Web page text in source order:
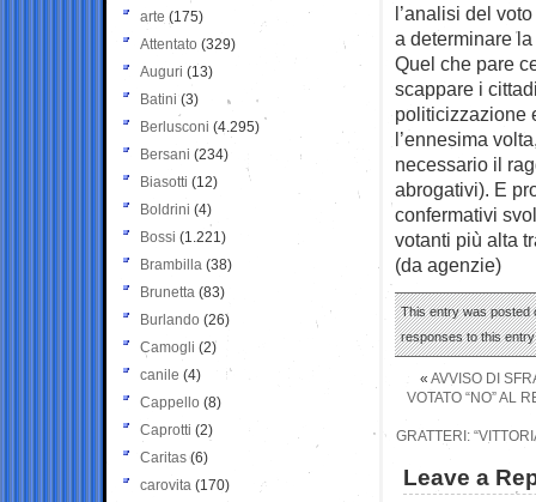
l’analisi del
a determinare
Quel che pare
scappare i
politicizzazione
l’ennesima
necessario il
abrogativi). E
confermativi
votanti più alta
(da agenzie)
This entry was posted
responses to this
« AVVISO DI
VOTATO “NO” AL
GRATTERI:
Leave a
arte (175)
Attentato (329)
Auguri (13)
Batini (3)
Berlusconi (4.295)
Bersani (234)
Biasotti (12)
Boldrini (4)
Bossi (1.221)
Brambilla (38)
Brunetta (83)
Burlando (26)
Camogli (2)
canile (4)
Cappello (8)
Caprotti (2)
Caritas (6)
carovita (170)